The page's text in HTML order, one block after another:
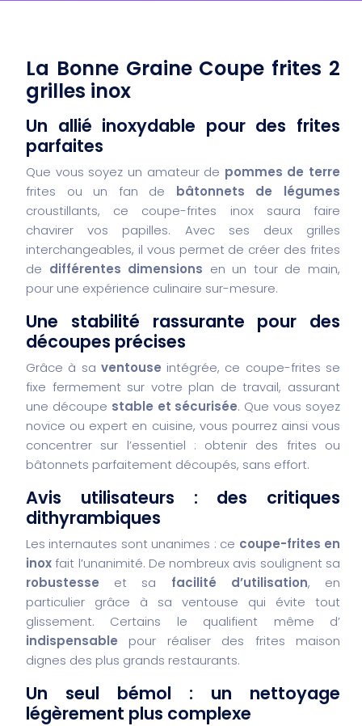
La Bonne Graine Coupe frites 2
grilles inox
Un allié inoxydable pour des frites
parfaites
Que vous soyez un amateur de pommes de terre
frites ou un fan de bâtonnets de légumes
croustillants, ce coupe-frites inox saura faire
chavirer vos papilles. Avec ses deux grilles
interchangeables, il vous permet de créer des frites
de différentes dimensions en un tour de main,
pour une expérience culinaire sur-mesure.
Une stabilité rassurante pour des
découpes précises
Grâce à sa ventouse intégrée, ce coupe-frites se
fixe fermement sur votre plan de travail, assurant
une découpe stable et sécurisée. Que vous soyez
novice ou expert en cuisine, vous pourrez ainsi vous
concentrer sur l’essentiel : obtenir des frites ou
bâtonnets parfaitement découpés, sans effort.
Avis utilisateurs : des critiques
dithyrambiques
Les internautes sont unanimes : ce coupe-frites en
inoxfait l’unanimité. De nombreux avis soulignent sa
robustesse et sa facilité d’utilisation, en
particulier grâce à sa ventouse qui évite tout
glissement. Certains le qualifient même d’
indispensable pour réaliser des frites maison
dignes des plus grands restaurants.
Un seul bémol : un nettoyage
légèrement plus complexe